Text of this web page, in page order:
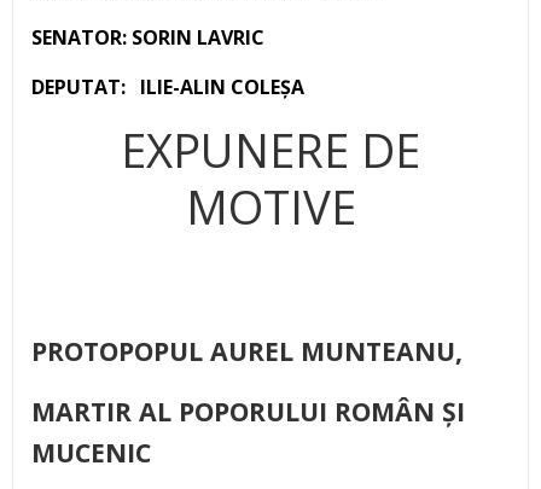
SENATOR: SORIN LAVRIC
DEPUTAT: ILIE-ALIN COLEȘA
EXPUNERE DE
MOTIVE
PROTOPOPUL AUREL MUNTEANU,
MARTIR AL POPORULUI ROMÂN ȘI
MUCENIC